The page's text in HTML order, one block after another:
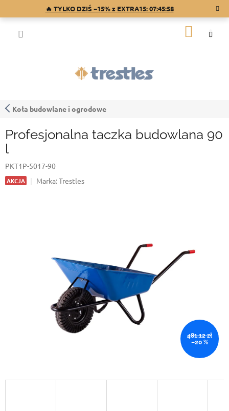
🔥 TYLKO DZIŚ −15% z EXTRA15:07:45:57
Koła budowlane i ogrodowe
Profesjonalna taczka budowlana 90
l
PKT1P-5017-90
AKCJA Marka:Trestles
481,12 zł
–20 %